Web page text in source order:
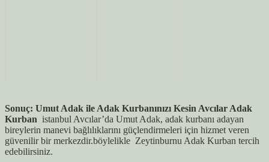
Sonuç: Umut Adak ile Adak Kurbanınızı Kesin Avcılar Adak
Kurban istanbul Avcılar’da Umut Adak, adak kurbanı adayan
bireylerin manevi bağlılıklarını güçlendirmeleri için hizmet veren
güvenilir bir merkezdir.böylelikle Zeytinburnu Adak Kurban tercih
edebilirsiniz.